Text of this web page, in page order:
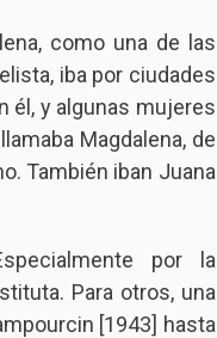
como una de las
iba por ciudades
él, y algunas mujeres
Magdalena, de
También iban Juana
por la
Para otros, una
[1943] hasta